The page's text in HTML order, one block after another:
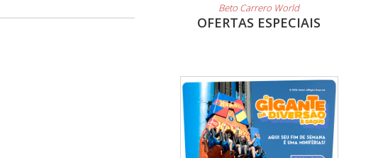
Beto Carrero World
OFERTAS ESPECIAIS